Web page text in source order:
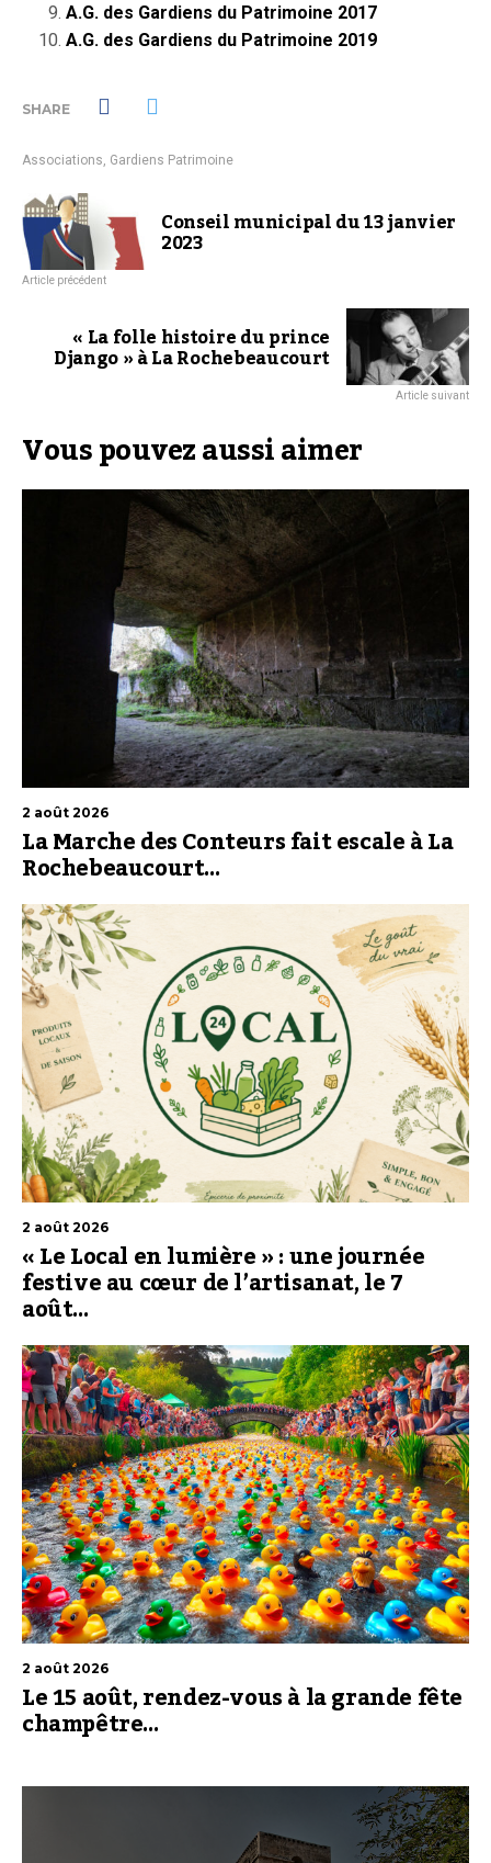
A.G. des Gardiens du Patrimoine 2017
A.G. des Gardiens du Patrimoine 2019
SHARE
Associations, Gardiens Patrimoine
Conseil municipal du 13 janvier
2023
Article précédent
« La folle histoire du prince
Django » à La Rochebeaucourt
Article suivant
Vous pouvez aussi aimer
2 août 2026
La Marche des Conteurs fait escale à La
Rochebeaucourt…
2 août 2026
« Le Local en lumière » : une journée
festive au cœur de l’artisanat, le 7
août…
2 août 2026
Le 15 août, rendez-vous à la grande fête
champêtre…